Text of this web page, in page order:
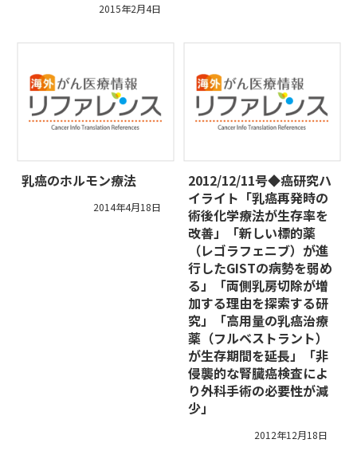
2015年2月4日
乳癌のホルモン療法
2014年4月18日
2012/12/11号◆癌研究ハ
イライト「乳癌再発時の
術後化学療法が生存率を
改善」「新しい標的薬
（レゴラフェニブ）が進
行したGISTの病勢を弱め
る」「両側乳房切除が増
加する理由を探索する研
究」「高用量の乳癌治療
薬（フルベストラント）
が生存期間を延長」「非
侵襲的な腎臓癌検査によ
り外科手術の必要性が減
少」
2012年12月18日